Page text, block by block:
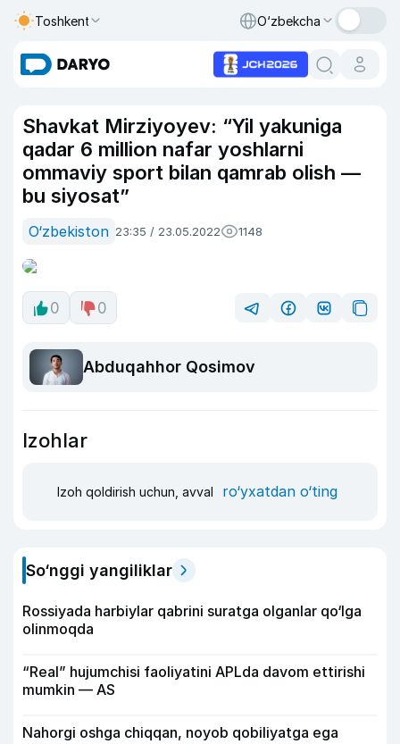
Toshkent O‘zbekcha
Shavkat Mirziyoyev: “Yil yakuniga
qadar 6 million nafar yoshlarni
ommaviy sport bilan qamrab olish —
bu siyosat”
O‘zbekiston 23:35 / 23.05.2022 1148
0 0
Abduqahhor Qosimov
Izohlar
Izoh qoldirish uchun, avval ro‘yxatdan o‘ting
So‘nggi yangiliklar
Rossiyada harbiylar qabrini suratga olganlar qo‘lga
olinmoqda
“Real” hujumchisi faoliyatini APLda davom ettirishi
mumkin — AS
Nahorgi oshga chiqqan, noyob qobiliyatga ega